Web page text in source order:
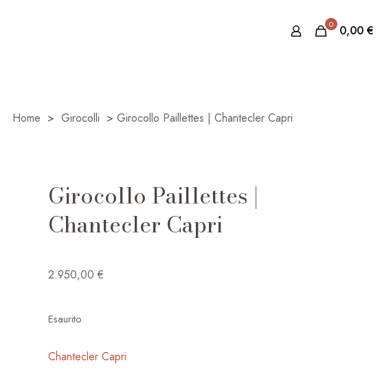
0 0,00 €
Home > Girocolli > Girocollo Paillettes | Chantecler Capri
Girocollo Paillettes |
Chantecler Capri
2.950,00 €
Esaurito
Chantecler Capri